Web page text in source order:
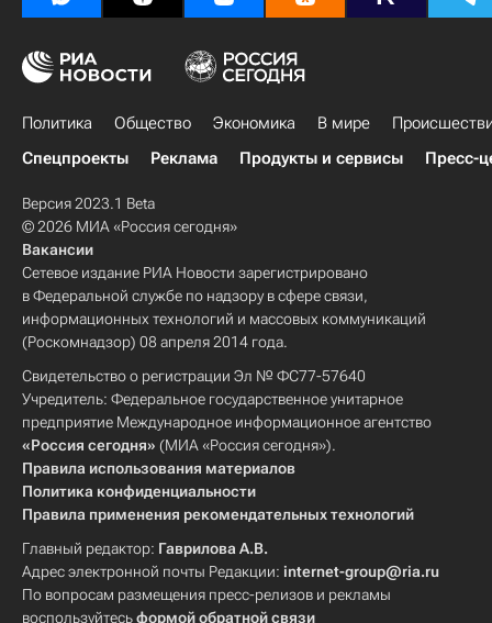
Политика Общество Экономика В мире
Спецпроекты
Реклама Продукты и сервисы Пресс-
Версия 2023.1 Beta
© 2026 МИА «Россия сегодня»
Вакансии
Сетевое издание РИА Новости зарегистрировано
в Федеральной службе по надзору в сфере связи,
информационных технологий и массовых коммуникаций
(Роскомнадзор) 08 апреля 2014 года.
Свидетельство о регистрации Эл № ФС77-57640
Учредитель: Федеральное государственное унитарное
предприятие Международное информационное агентство
«Россия сегодня» (МИА «Россия сегодня»).
Правила использования материалов
Политика конфиденциальности
Правила применения рекомендательных технологий
Главный редактор: Гаврилова А.В.
Адрес электронной почты Редакции: internet-group@ria.ru
По вопросам размещения пресс-релизов и рекламы
воспользуйтесьформой обратной связи